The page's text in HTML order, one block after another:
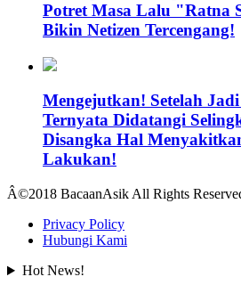
Potret Masa Lalu "Ratna
Bikin Netizen Tercengang!
Mengejutkan! Setelah
Ternyata Didatangi
Disangka Hal
Lakukan!
Â©2018 BacaanAsik All Rights
Privacy Policy
Hubungi Kami
Hot News!